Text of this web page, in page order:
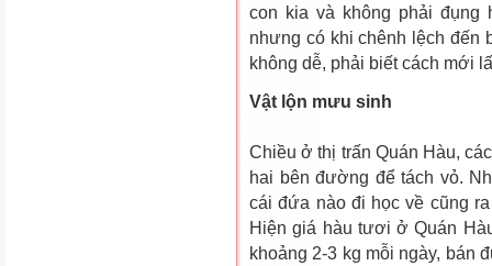
con kia và không phải đụng
nhưng có khi chênh lệch đến
không dễ, phải biết cách mới
Vật lộn mưu sinh
Chiều ở thị trấn Quán Hàu,
hai bên đường để tách vỏ.
cái đứa nào đi học về cũng
Hiện giá hàu tươi ở Quán
khoảng 2-3 kg mỗi ngày, bán